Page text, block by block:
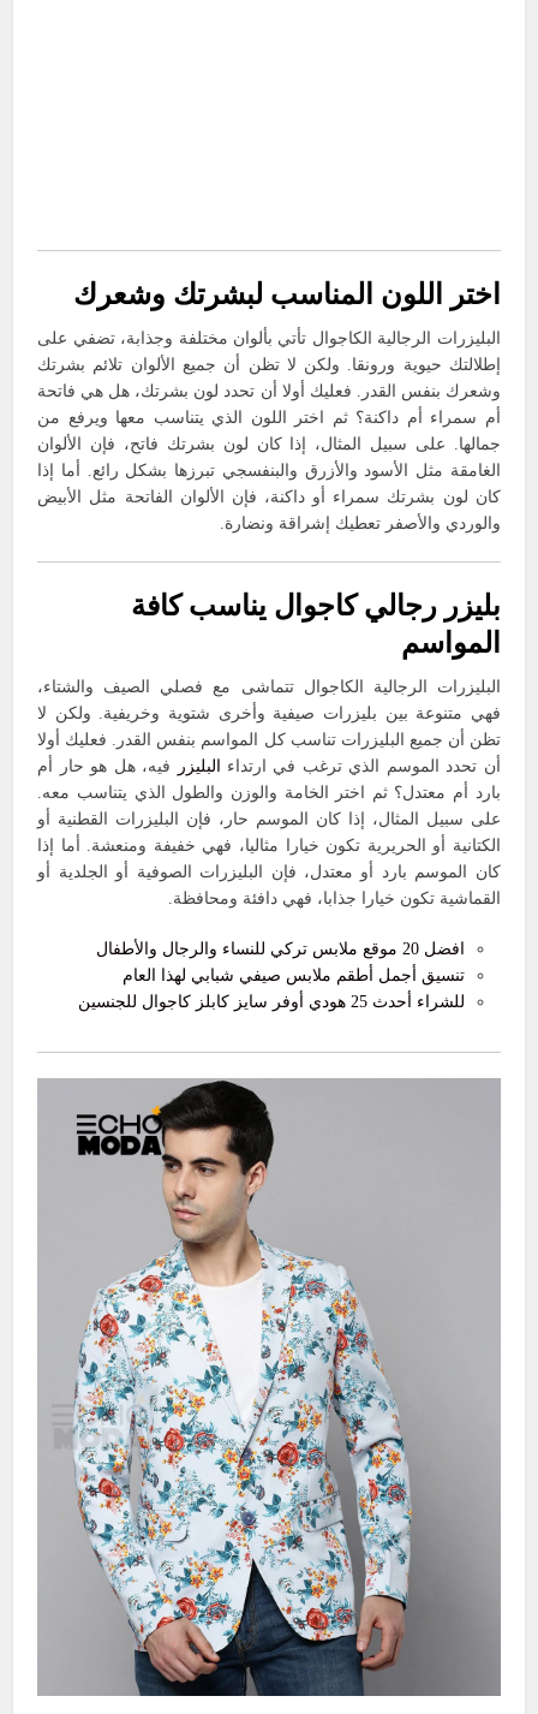
اختر اللون المناسب لبشرتك وشعرك
البليزرات الرجالية الكاجوال تأتي بألوان مختلفة وجذابة، تضفي على
إطلالتك حيوية ورونقا. ولكن لا تظن أن جميع الألوان تلائم بشرتك
وشعرك بنفس القدر. فعليك أولا أن تحدد لون بشرتك، هل هي فاتحة
أم سمراء أم داكنة؟ ثم اختر اللون الذي يتناسب معها ويرفع من
جمالها. على سبيل المثال، إذا كان لون بشرتك فاتح، فإن الألوان
الغامقة مثل الأسود والأزرق والبنفسجي تبرزها بشكل رائع. أما إذا
كان لون بشرتك سمراء أو داكنة، فإن الألوان الفاتحة مثل الأبيض
والوردي والأصفر تعطيك إشراقة ونضارة.
بليزر رجالي كاجوال يناسب كافة
المواسم
البليزرات الرجالية الكاجوال تتماشى مع فصلي الصيف والشتاء،
فهي متنوعة بين بليزرات صيفية وأخرى شتوية وخريفية. ولكن لا
تظن أن جميع البليزرات تناسب كل المواسم بنفس القدر. فعليك أولا
أن تحدد الموسم الذي ترغب في ارتداء
البليزر
فيه، هل هو حار أم
بارد أم معتدل؟ ثم اختر الخامة والوزن والطول الذي يتناسب معه.
على سبيل المثال، إذا كان الموسم حار، فإن البليزرات القطنية أو
الكتانية أو الحريرية تكون خيارا مثاليا، فهي خفيفة ومنعشة. أما إذا
كان الموسم بارد أو معتدل، فإن البليزرات الصوفية أو الجلدية أو
القماشية تكون خيارا جذابا، فهي دافئة ومحافظة.
افضل 20 موقع ملابس تركي للنساء والرجال والأطفال
تنسيق أجمل أطقم ملابس صيفي شبابي لهذا العام
للشراء أحدث 25 هودي أوفر سايز كابلز كاجوال للجنسين